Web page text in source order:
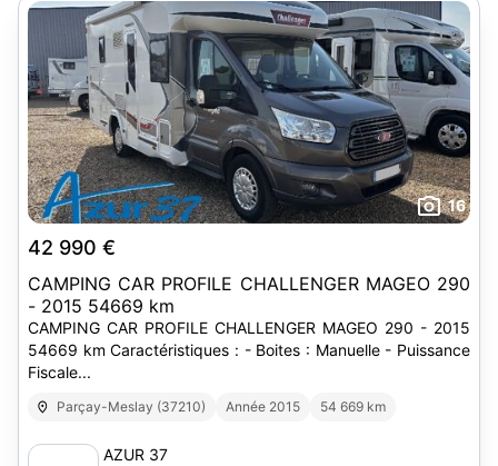
16
42 990 €
CAMPING CAR PROFILE CHALLENGER MAGEO 290
- 2015 54669 km
CAMPING CAR PROFILE CHALLENGER MAGEO 290 - 2015
54669 km Caractéristiques : - Boites : Manuelle - Puissance
Fiscale...
Parçay-Meslay (37210) Année 2015 54 669 km
AZUR 37